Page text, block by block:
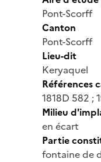
Pont-Scorff
Canton
Pont-Scorff
Lieu-dit
Keryaquel
Références
1818D 582 ;
Milieu
en écart
Partie
fontaine de